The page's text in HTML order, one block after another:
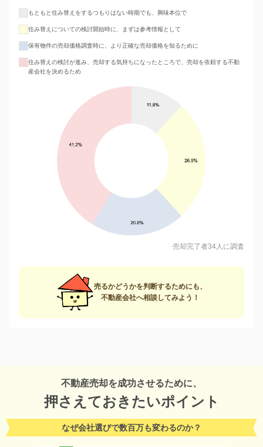
もともと住み替えをするつもりはない時期でも、興味本位で
住み替えについての検討開始時に、まずは参考情報として
保有物件の売却価格調査時に、より正確な売却価格を知るために
住み替えの検討が進み、売却する気持ちになったところで、売却を依頼する不動
産会社を決めるため
売却完了者34人に調査
売るかどうかを判断するためにも、
不動産会社へ相談してみよう！
不動産売却を成功させるために、
押さえておきたいポイント
なぜ会社選びで数百万も変わるのか？